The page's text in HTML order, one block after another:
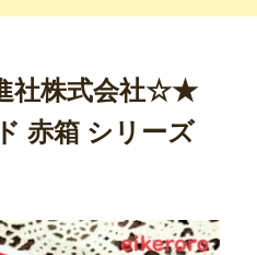
社株式会社☆★
赤箱 シリーズ